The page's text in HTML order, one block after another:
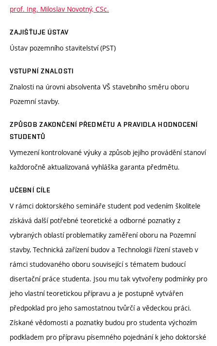
prof. Ing. Miloslav Novotný, CSc.
ZAJIŠŤUJE ÚSTAV
Ústav pozemního stavitelství (PST)
VSTUPNÍ ZNALOSTI
Znalosti na úrovni absolventa VŠ stavebního směru oboru
Pozemní stavby.
ZPŮSOB ZAKONČENÍ PŘEDMĚTU A PRAVIDLA HODNOCENÍ
STUDENTŮ
Vymezení kontrolované výuky a způsob jejího provádění stanoví
každoročně aktualizovaná vyhláška garanta předmětu.
UČEBNÍ CÍLE
V rámci doktorského semináře student pod vedením školitele
získává další potřebné teoretické a odborné poznatky z
vybraných oblastí problematiky zaměření oboru na Pozemní
stavby, Technická zařízení budov a Technologii řízení staveb v
rámci studovaného oboru související s tématem budoucí
disertační práce studenta. Jsou mu tak vytvořeny podmínky pro
jeho vlastní teoretickou přípravu a je postupně vytvářen
předpoklad pro jeho samostatnou tvůrčí a vědeckou práci.
Získané vědomosti a poznatky budou pro studenta výchozím
podkladem pro přípravu písemného pojednání k jeho doktorské